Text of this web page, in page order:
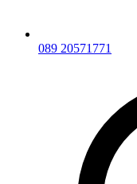
089 20571771